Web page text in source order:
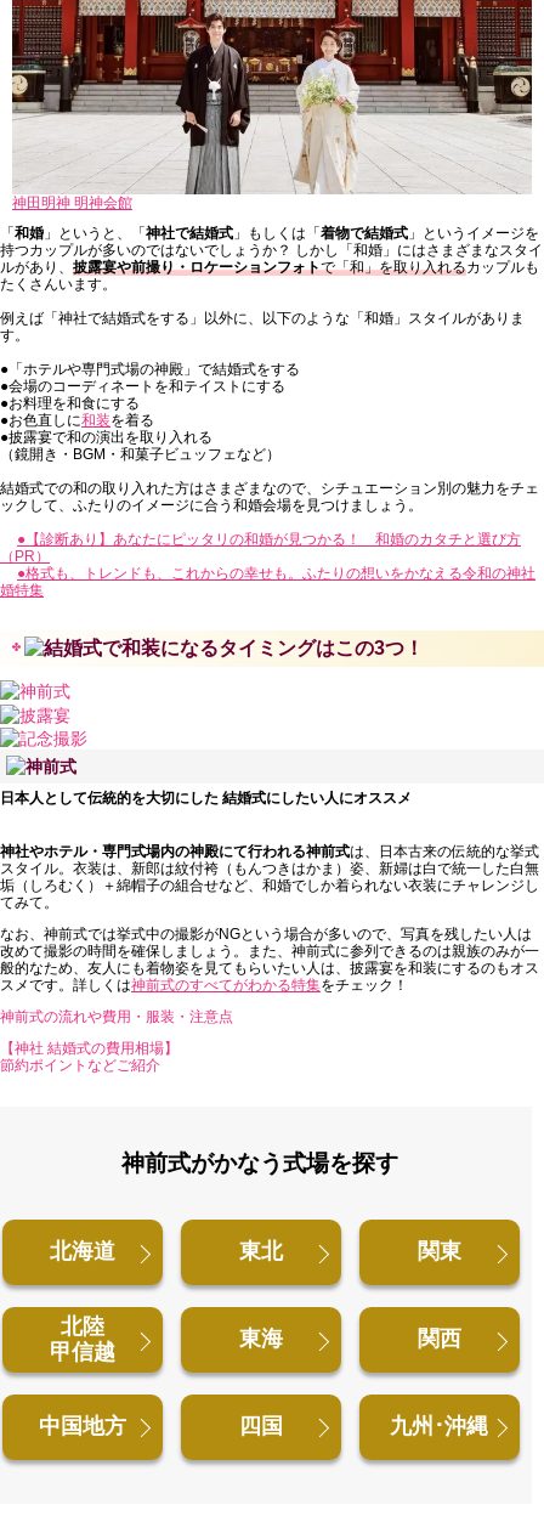
神田明神 明神会館
「 和婚 」というと、「 神社で結婚式 」もしくは「 着物で結婚式 」というイメージを
持つカップルが多いのではないでしょうか？ しかし「和婚」にはさまざまなスタイ
ルがあり、 披露宴や前撮り・ロケーションフォトで「和」を取り入れるカップルも
たくさんいます。
例えば「神社で結婚式をする」以外に、以下のような「和婚」スタイルがありま
す。
●「ホテルや専門式場の神殿」で結婚式をする
●会場のコーディネートを和テイストにする
●お料理を和食にする
●お色直しに和装を着る
●披露宴で和の演出を取り入れる
（鏡開き・BGM・和菓子ビュッフェなど）
結婚式での和の取り入れた方はさまざまなので、シチュエーション別の魅力をチェ
ックして、ふたりのイメージに合う和婚会場を見つけましょう。
●【診断あり】あなたにピッタリの和婚が見つかる！ 和婚のカタチと選び方
（PR）
●格式も、トレンドも、これからの幸せも。ふたりの想いをかなえる令和の神社
婚特集
日本人として伝統的を大切にした 結婚式にしたい人にオススメ
神社やホテル・専門式場内の神殿にて行われる神前式は、日本古来の伝統的な挙式
スタイル。衣装は、新郎は紋付袴（もんつきはかま）姿、新婦は白で統一した白無
垢（しろむく）＋綿帽子の組合せなど、和婚でしか着られない衣装にチャレンジし
てみて。
なお、神前式では挙式中の撮影がNGという場合が多いので、写真を残したい人は
改めて撮影の時間を確保しましょう。また、神前式に参列できるのは親族のみが一
般的なため、友人にも着物姿を見てもらいたい人は、披露宴を和装にするのもオス
スメです。詳しくは神前式のすべてがわかる特集をチェック！
神前式の流れや費用・服装・注意点
【神社 結婚式の費用相場】
節約ポイントなどご紹介
神前式がかなう式場を探す
北海道 東北 関東
北陸
甲信越
東海 関西
中国地方 四国 九州･沖縄